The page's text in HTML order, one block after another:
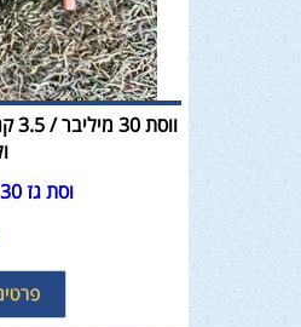
וסת גז 30 מיליבר / 3.5 קג"ש